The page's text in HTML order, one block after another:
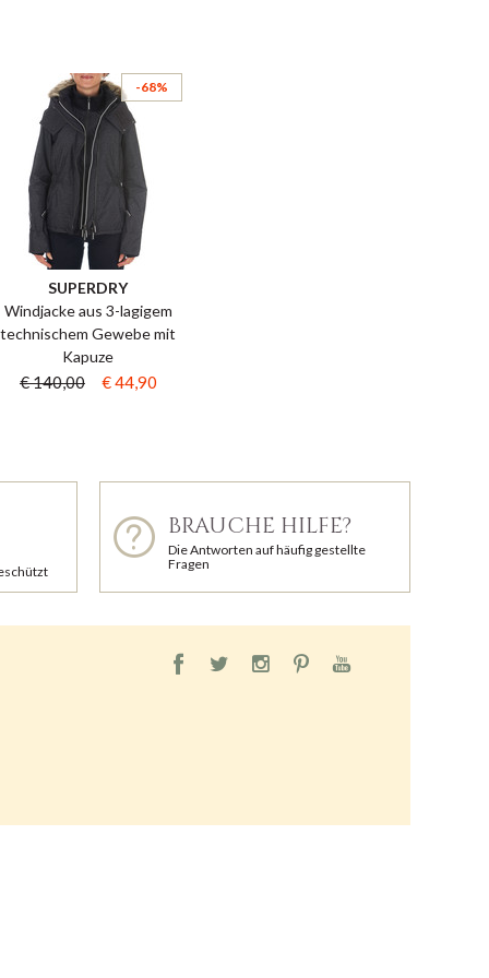
-68%
SUPERDRY
Windjacke aus 3-lagigem
technischem Gewebe mit
Kapuze
€ 140,00 € 44,90
BRAUCHE HILFE?
Die Antworten auf häufig gestellte
Fragen